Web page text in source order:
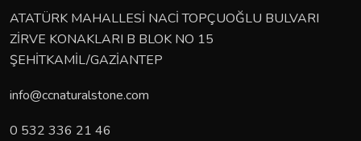
ATATÜRK MAHALLESİ NACİ TOPÇUOĞLU BULVARI ZİRVE KONAKLARI B BLOK NO 15 ŞEHİTKAMİL/GAZİANTEP
info@ccnaturalstone.com
0 532 336 21 46